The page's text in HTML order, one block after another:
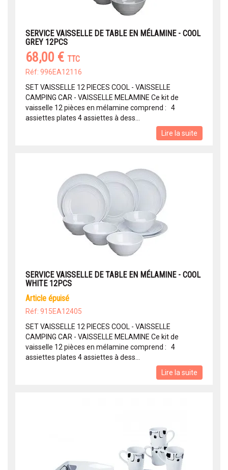
SERVICE VAISSELLE DE TABLE EN MÉLAMINE - COOL
GREY 12PCS
68,00 € TTC
Réf: 996EA12116
SET VAISSELLE 12 PIECES COOL - VAISSELLE
CAMPING CAR - VAISSELLE MELAMINE Ce kit de
vaisselle 12 pièces en mélamine comprend : 4
assiettes plates 4 assiettes à dess...
Lire la suite
SERVICE VAISSELLE DE TABLE EN MÉLAMINE - COOL
WHITE 12PCS
article épuisé
Réf: 915EA12405
SET VAISSELLE 12 PIECES COOL - VAISSELLE
CAMPING CAR - VAISSELLE MELAMINE Ce kit de
vaisselle 12 pièces en mélamine comprend : 4
assiettes plates 4 assiettes à dess...
Lire la suite